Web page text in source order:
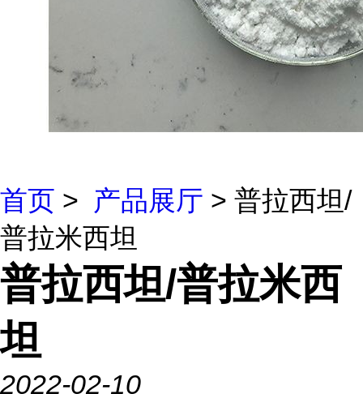
首页 > 产品展厅 > 普拉西坦/
普拉米西坦
普拉西坦/普拉米西
坦
2022-02-10